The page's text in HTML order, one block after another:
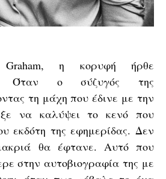
Graham, η κορυφή ήρθε
Όταν ο σύζυγός της
τη μάχη που έδινε με την
να καλύψει το κενό που
εκδότη της εφημερίδας. Δεν
θα έφτανε. Αυτό που
στην αυτοβιογραφία της με